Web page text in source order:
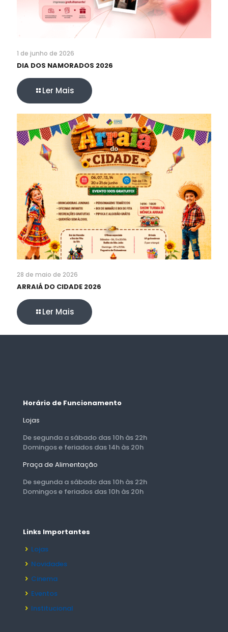
1 de junho de 2026
DIA DOS NAMORADOS 2026
Ler Mais
28 de maio de 2026
ARRAIÁ DO CIDADE 2026
Ler Mais
Horário de Funcionamento
Lojas
De segunda a sábado das 10h às 22h
Domingos e feriados das 14h às 20h
Praça de Alimentação
De segunda a sábado das 10h às 22h
Domingos e feriados das 10h às 20h
Links Importantes
Lojas
Novidades
Cinema
Eventos
Institucional